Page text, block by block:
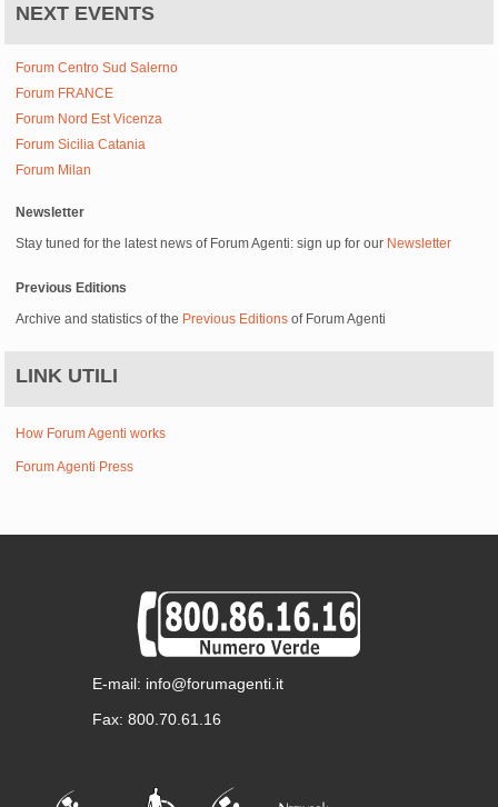
NEXT EVENTS
Forum Centro Sud Salerno
Forum FRANCE
Forum Nord Est Vicenza
Forum Sicilia Catania
Forum Milan
Newsletter
Stay tuned for the latest news of Forum Agenti: sign up for our Newsletter
Previous Editions
Archive and statistics of the Previous Editions of Forum Agenti
LINK UTILI
How Forum Agenti works
Forum Agenti Press
E-mail: info@forumagenti.it
Fax: 800.70.61.16